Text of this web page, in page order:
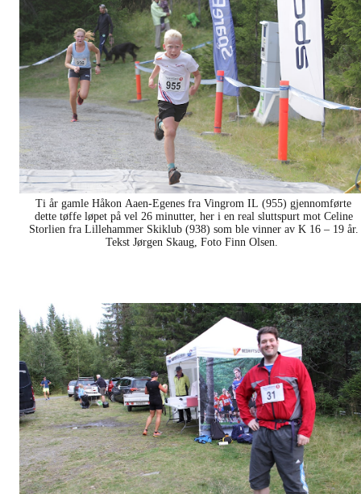
Ti år gamle Håkon Aaen-Egenes fra Vingrom IL (955) gjennomførte
dette tøffe løpet på vel 26 minutter, her i en real sluttspurt mot Celine
Storlien fra Lillehammer Skiklub (938) som ble vinner av K 16 – 19 år.
Tekst Jørgen Skaug, Foto Finn Olsen.